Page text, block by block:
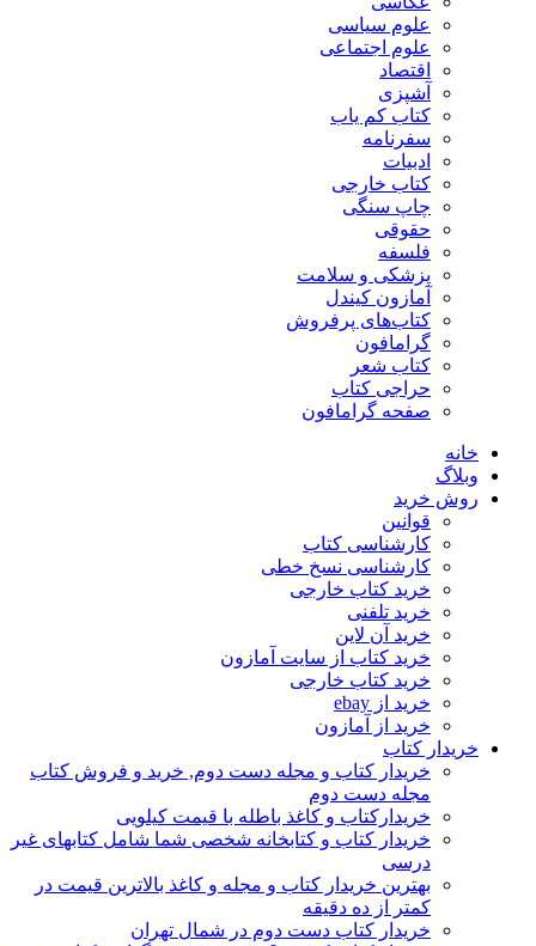
علوم سیاسی
علوم اجتماعی
اقتصاد
آشپزی
کتاب کم یاب
سفرنامه
ادبیات
کتاب خارجی
چاپ سنگی
حقوقی
فلسفه
پزشکی و سلامت
آمازون کیندل
کتاب‌های پرفروش
گرامافون
کتاب شعر
حراجی کتاب
صفحه گرامافون
خانه
وبلاگ
روش خرید
قوانین
کارشناسی کتاب
کارشناسی نسخ خطی
خرید کتاب خارجی
خرید تلفنی
خرید آن لاین
خرید کتاب از سایت آمازون
خرید کتاب خارجی
خرید از ebay
خرید از آمازون
خریدار کتاب
خریدار کتاب و مجله دست دوم, خرید و فروش کتاب
مجله دست دوم
خریدارکتاب و کاغذ باطله با قیمت کیلویی
خریدار کتاب و کتابخانه شخصی شما شامل کتابهای غیر
درسی
بهترین خریدار کتاب و مجله و کاغذ بالاترین قیمت در
کمتر از ده دقیقه
خریدار کتاب دست دوم در شمال تهران